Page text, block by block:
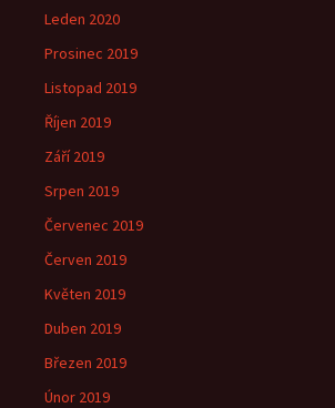
Leden 2020
Prosinec 2019
Listopad 2019
Říjen 2019
Září 2019
Srpen 2019
Červenec 2019
Červen 2019
Květen 2019
Duben 2019
Březen 2019
Únor 2019